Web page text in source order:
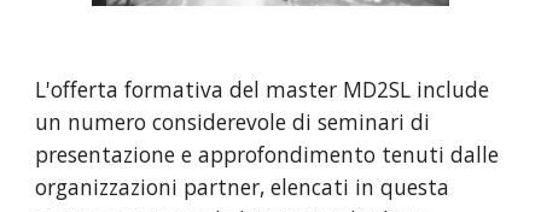
L'offerta formativa del master MD2SL include
un numero considerevole di seminari di
presentazione e approfondimento tenuti dalle
organizzazioni partner, elencati in questa